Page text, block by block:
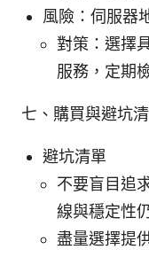
風險：伺服器
對策：選擇
服務，定期
七、購買與避坑
避坑清單
不要盲目追
線與穩定性
盡量選擇提